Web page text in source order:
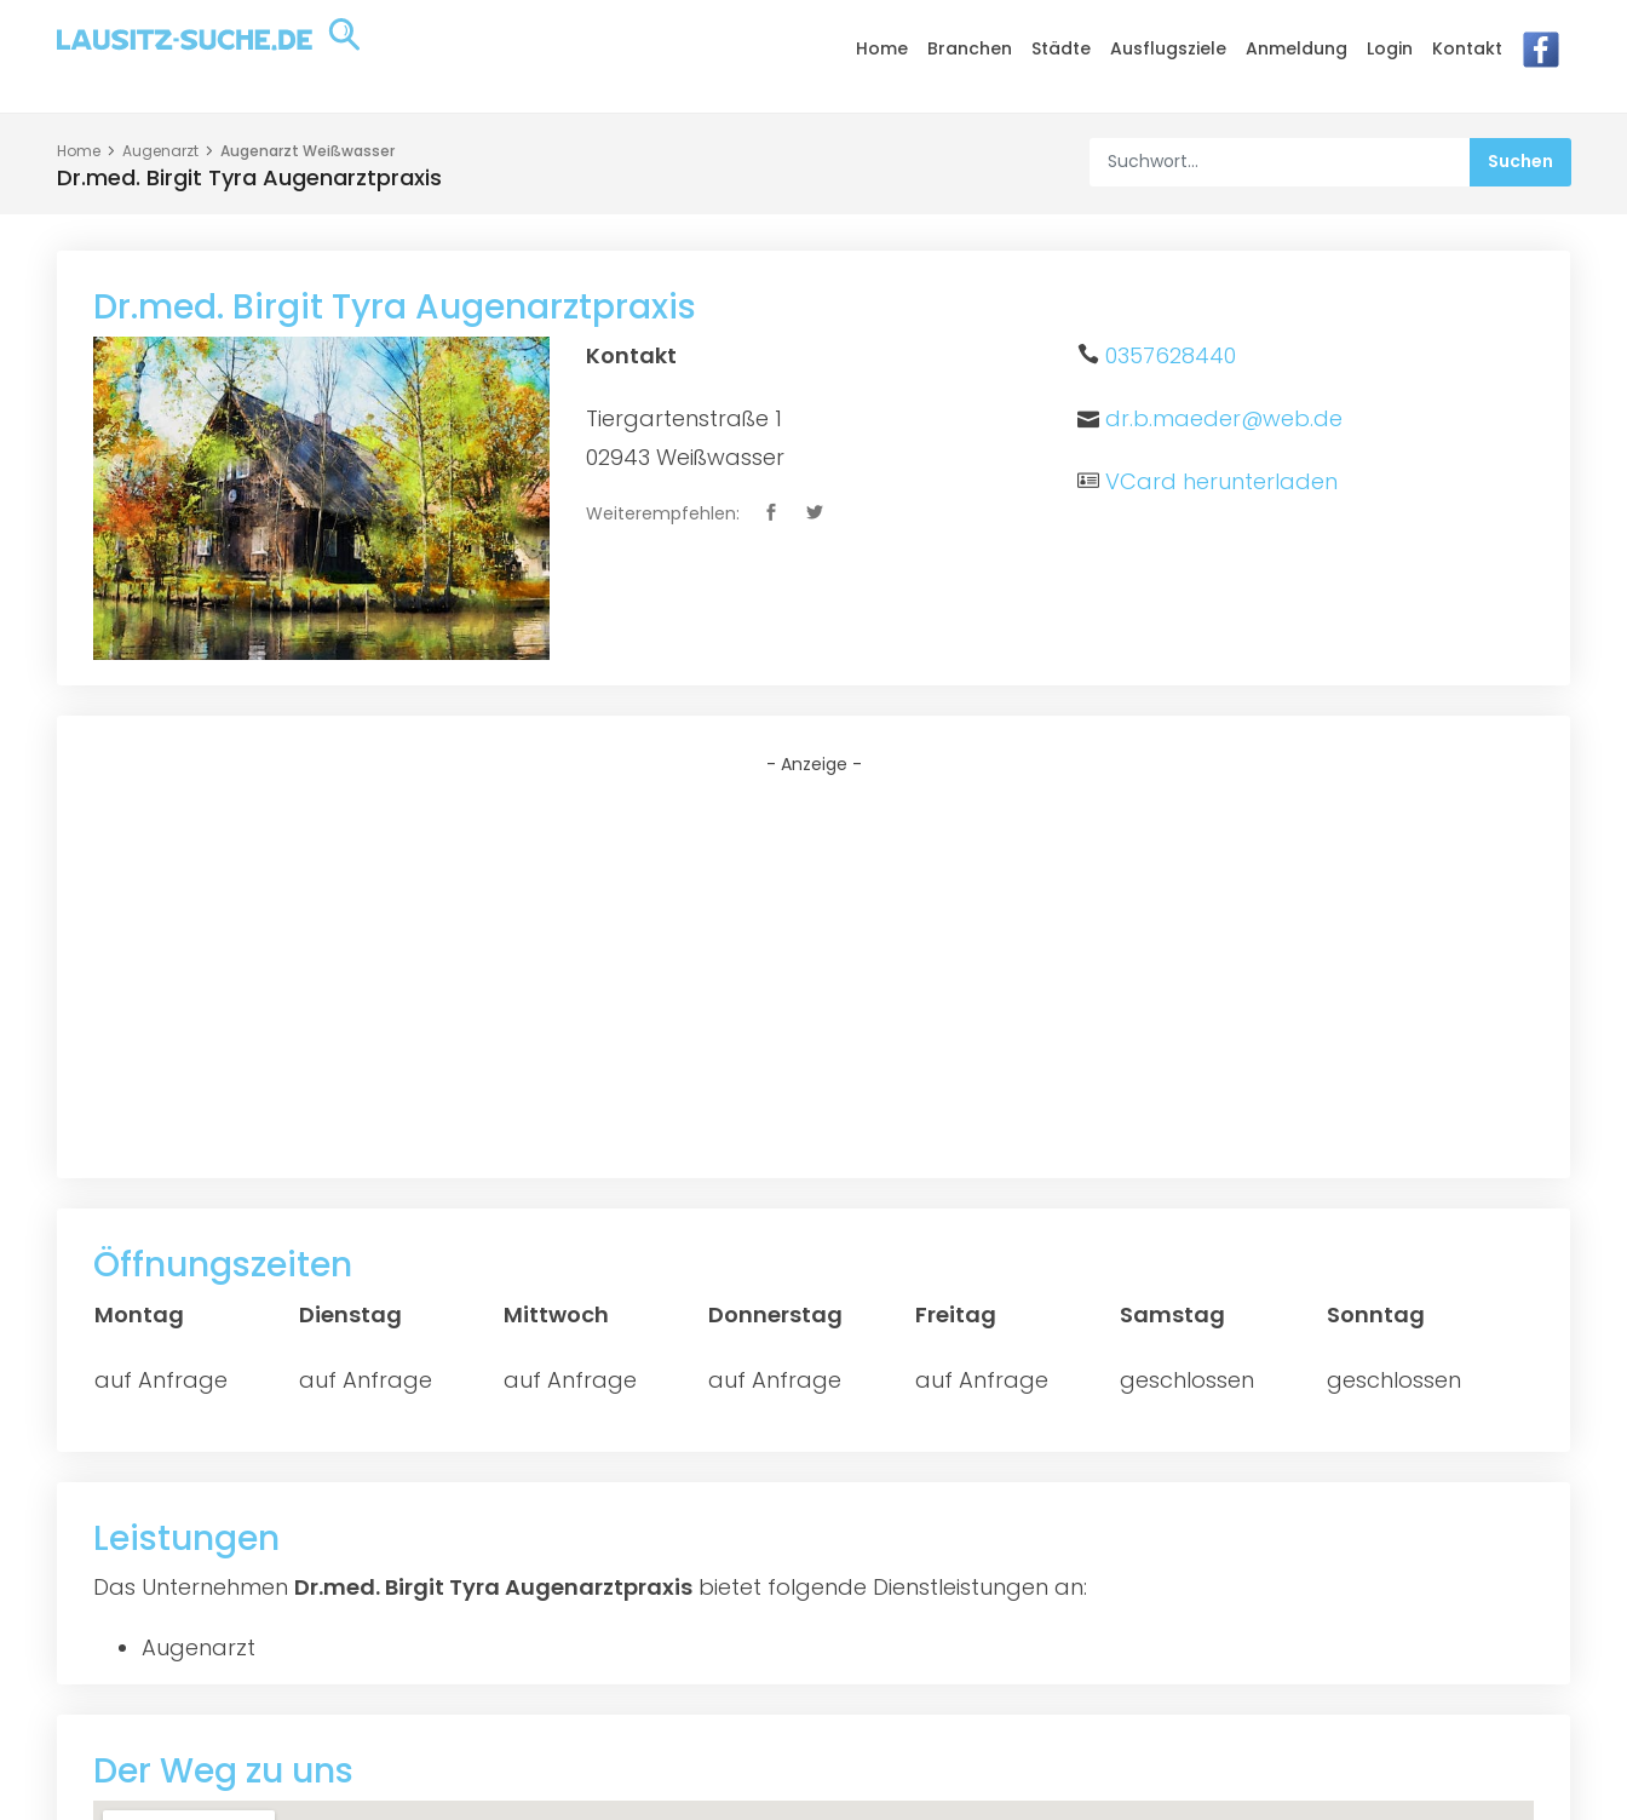
Home Branchen Städte Ausflugsziele Anmeldung Login Kontakt
Home Augenarzt Augenarzt Weißwasser
Dr.med. Birgit Tyra Augenarztpraxis
Dr.med. Birgit Tyra Augenarztpraxis
Kontakt
Tiergartenstraße 1
02943 Weißwasser
Weiterempfehlen:
0357628440
dr.b.maeder@web.de
VCard herunterladen
- Anzeige -
Öffnungszeiten
Montag Dienstag Mittwoch Donnerstag Freitag Samstag Sonntag
auf Anfrage auf Anfrage auf Anfrage auf Anfrage auf Anfrage geschlossen geschlossen
Leistungen
Das Unternehmen Dr.med. Birgit Tyra Augenarztpraxis bietet folgende Dienstleistungen an:
Augenarzt
Der Weg zu uns